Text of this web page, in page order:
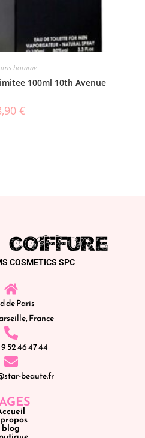
homme
100ml 10th Avenue
€
COSMETICS SPC
de Paris
France
52 46 47 44
beaute.fr
blog